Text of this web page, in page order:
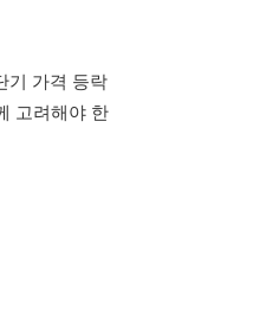
기 가격 등락
고려해야 한